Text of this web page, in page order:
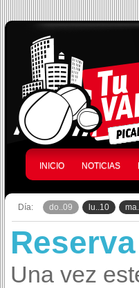
INICIO NOTICIAS
Día: do..09 lu..10
Una vez